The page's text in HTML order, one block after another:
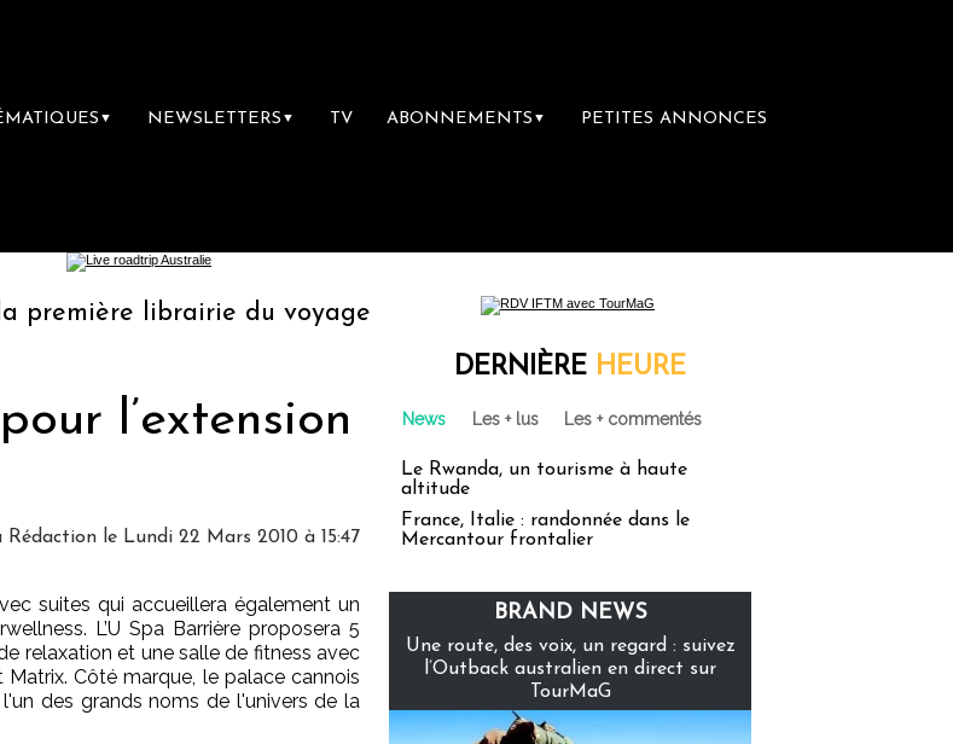
▼ NEWSLETTERS ▼ TV ABONNEMENTS ▼ PETITES ANNONCES
librairie du voyage Le groupe Sainte-Claire rachète Eden Tour
l’extension
Rédaction le Lundi 22 Mars 2010 à 15:47
suites qui accueillera également un
L’U Spa Barrière proposera 5
relaxation et une salle de fitness avec
Côté marque, le palace cannois
des grands noms de l'univers de la
DERNIÈRE HEURE
News Les + lus Les + commentés
Le Rwanda, un tourisme à haute
altitude
France, Italie : randonnée dans le
Mercantour frontalier
BRAND NEWS
Une route, des voix, un regard : suivez
l’Outback australien en direct sur
TourMaG